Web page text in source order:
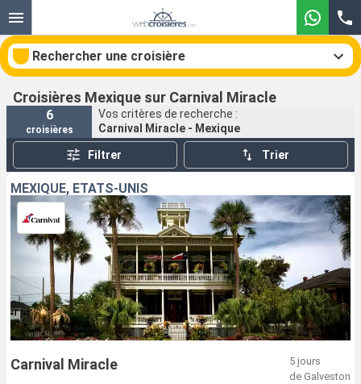
Rechercher une croisière
Nos destinations
Mois de départ
Ports Compagnies
Rechercher
Croisières Mexique sur Carnival Miracle
6
croisières
Vos critères de recherche :
Carnival Miracle - Mexique
Filtrer Trier
MEXIQUE, ÉTATS-UNIS
Carnival Miracle
5 jours
de Galveston